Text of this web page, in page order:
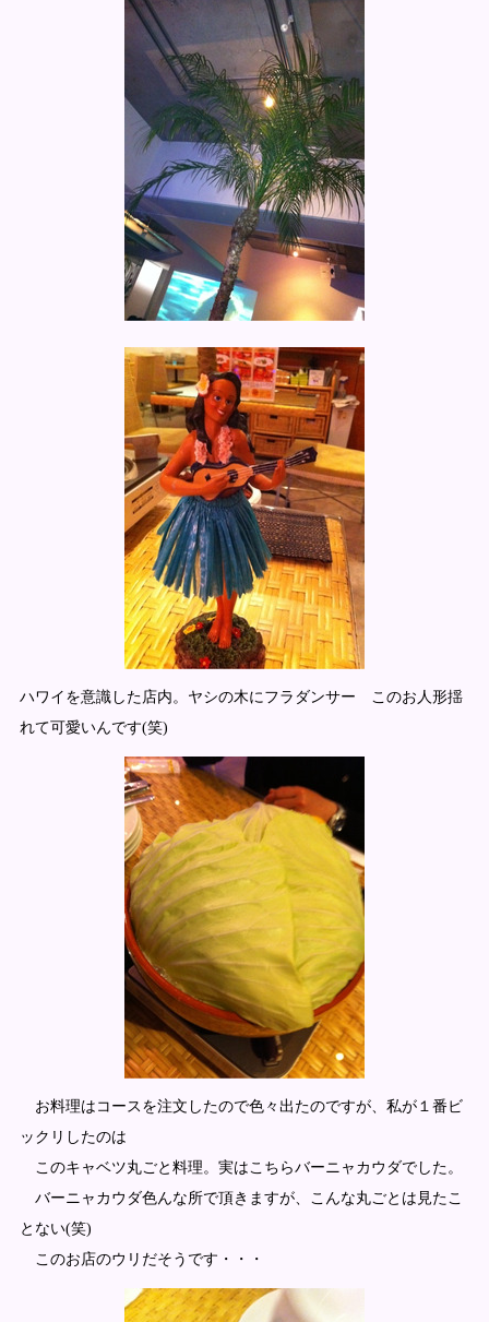
ハワイを意識した店内。ヤシの木にフラダンサー このお人形揺
れて可愛いんです(笑)
お料理はコースを注文したので色々出たのですが、私が１番ビ
ックリしたのは
このキャベツ丸ごと料理。実はこちらバーニャカウダでした。
バーニャカウダ色んな所で頂きますが、こんな丸ごとは見たこ
とない(笑)
このお店のウリだそうです・・・